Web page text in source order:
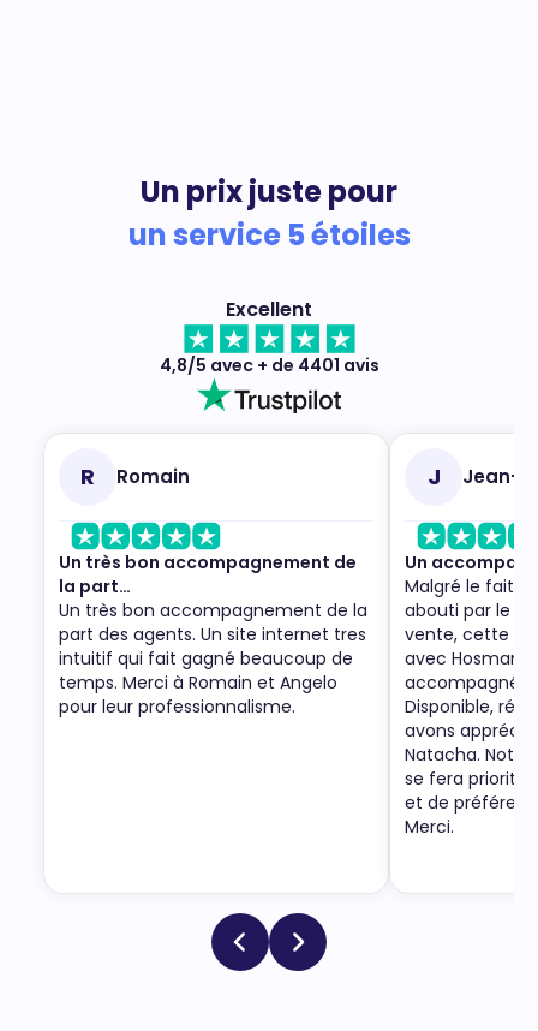
Un prix juste pour
un service 5 étoiles
Excellent
4,8/5 avec + de 4401 avis
R Romain
Un très bon accompagnement de
la part…
Un très bon accompagnement de la
part des agents. Un site internet tres
intuitif qui fait gagné beaucoup de
temps. Merci à Romain et Angelo
pour leur professionnalisme.
J Jean-
Un
Malgré le fait
abouti par le
vente, cette
avec Hosman
accompagnée
Disponible, ré-
avons
Natacha.
se fera
et de
Merci.